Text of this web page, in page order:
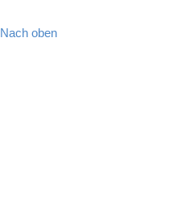
Nach oben